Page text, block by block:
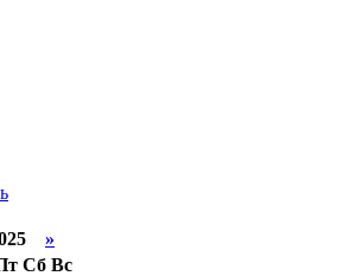
»
Сб Вс